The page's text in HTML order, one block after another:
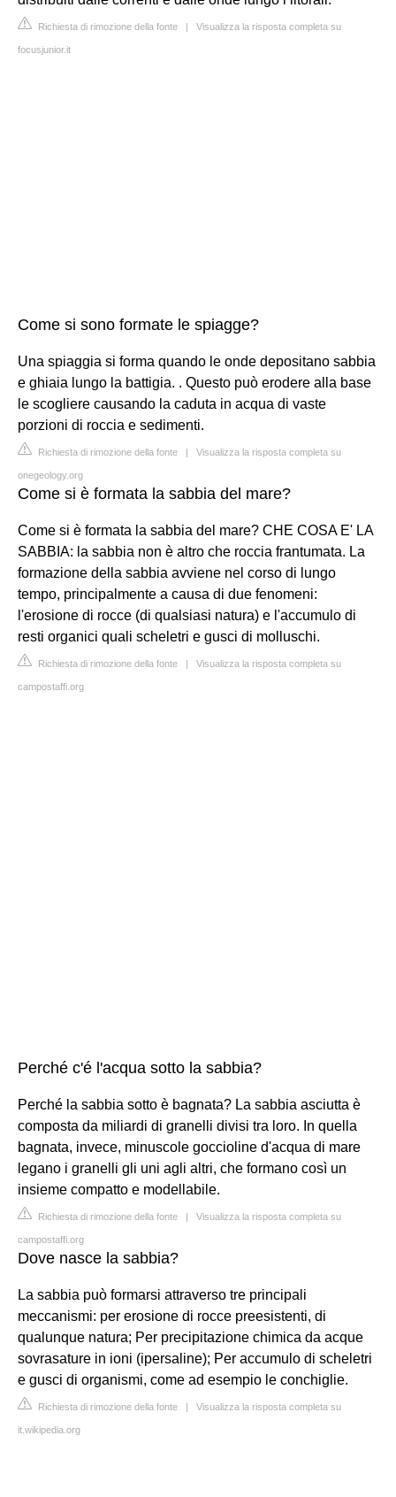
Richiesta di rimozione della fonte | Visualizza la risposta completa su
focusjunior.it
Come si sono formate le spiagge?
Una spiaggia si forma quando le onde depositano sabbia
e ghiaia lungo la battigia. . Questo può erodere alla base
le scogliere causando la caduta in acqua di vaste
porzioni di roccia e sedimenti.
Richiesta di rimozione della fonte | Visualizza la risposta completa su
onegeology.org
Come si è formata la sabbia del mare?
Come si è formata la sabbia del mare? CHE COSA E' LA
SABBIA: la sabbia non è altro che roccia frantumata. La
formazione della sabbia avviene nel corso di lungo
tempo, principalmente a causa di due fenomeni:
l'erosione di rocce (di qualsiasi natura) e l'accumulo di
resti organici quali scheletri e gusci di molluschi.
Richiesta di rimozione della fonte | Visualizza la risposta completa su
campostaffi.org
Perché c'é l'acqua sotto la sabbia?
Perché la sabbia sotto è bagnata? La sabbia asciutta è
composta da miliardi di granelli divisi tra loro. In quella
bagnata, invece, minuscole goccioline d'acqua di mare
legano i granelli gli uni agli altri, che formano così un
insieme compatto e modellabile.
Richiesta di rimozione della fonte | Visualizza la risposta completa su
campostaffi.org
Dove nasce la sabbia?
La sabbia può formarsi attraverso tre principali
meccanismi: per erosione di rocce preesistenti, di
qualunque natura; Per precipitazione chimica da acque
sovrasature in ioni (ipersaline); Per accumulo di scheletri
e gusci di organismi, come ad esempio le conchiglie.
Richiesta di rimozione della fonte | Visualizza la risposta completa su
it.wikipedia.org